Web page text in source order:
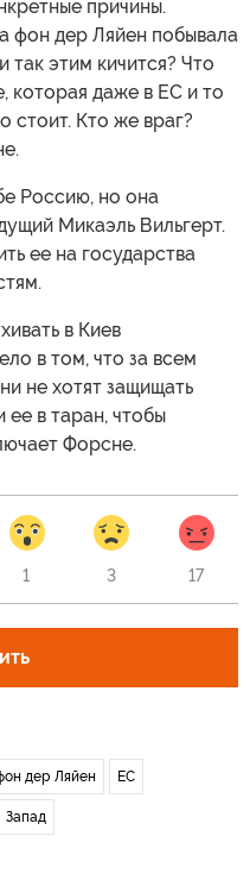
причины.
фон дер Ляйен побывала
так этим кичится? Что
которая даже в ЕС и то
стоит. Кто же враг?
Россию, но она
Микаэль Вильгерт.
ее на государства
в Киев
в том, что за всем
не хотят защищать
ее в таран, чтобы
Форсне.
1 3 17
дер Ляйен ЕС
Запад